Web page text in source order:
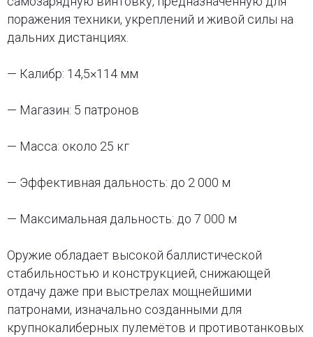
поражения техники, укреплений и живой силы на
дальних дистанциях.
— Калибр: 14,5×114 мм
— Магазин: 5 патронов
— Масса: около 25 кг
— Эффективная дальность: до 2 000 м
— Максимальная дальность: до 7 000 м
Оружие обладает высокой баллистической
стабильностью и конструкцией, снижающей
отдачу даже при выстрелах мощнейшими
патронами, изначально созданными для
крупнокалиберных пулемётов и противотанковых